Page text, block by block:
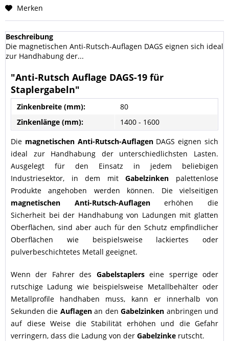
Merken
Beschreibung
Die magnetischen Anti-Rutsch-Auflagen DAGS eignen sich ideal
zur Handhabung der...
"Anti-Rutsch Auflage DAGS-19 für
Staplergabeln"
Zinkenbreite (mm):
80
Zinkenlänge (mm):
1400 - 1600
Die magnetischen Anti-Rutsch-AuflagenDAGS eignen sich
ideal zur Handhabung der unterschiedlichsten Lasten.
Ausgelegt für den Einsatz in jedem beliebigen
Industriesektor, in dem mitGabelzinken palettenlose
Produkte angehoben werden können. Die vielseitigen
magnetischen Anti-Rutsch-Auflagenerhöhen die
Sicherheit bei der Handhabung von Ladungen mit glatten
Oberflächen, sind aber auch für den Schutz empfindlicher
Oberflächen wie beispielsweise lackiertes oder
pulverbeschichtetes Metall geeignet.
Wenn der Fahrer des Gabelstaplerseine sperrige oder
rutschige Ladung wie beispielsweise Metallbehälter oder
Metallprofile handhaben muss, kann er innerhalb von
Sekunden die Auflagenan denGabelzinken anbringen und
auf diese Weise die Stabilität erhöhen und die Gefahr
verringern, dass die Ladung von der Gabelzinke rutscht.